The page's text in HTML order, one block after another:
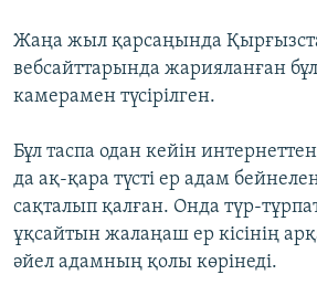
Жаңа жыл қарсаңында
вебсайттарында жарияланған
камерамен түсірілген.
Бұл таспа одан кейін
да ақ-қара түсті ер адам
сақталып қалған. Онда түр-
ұқсайтын жалаңаш ер кісінің
әйел адамның қолы көрінеді.